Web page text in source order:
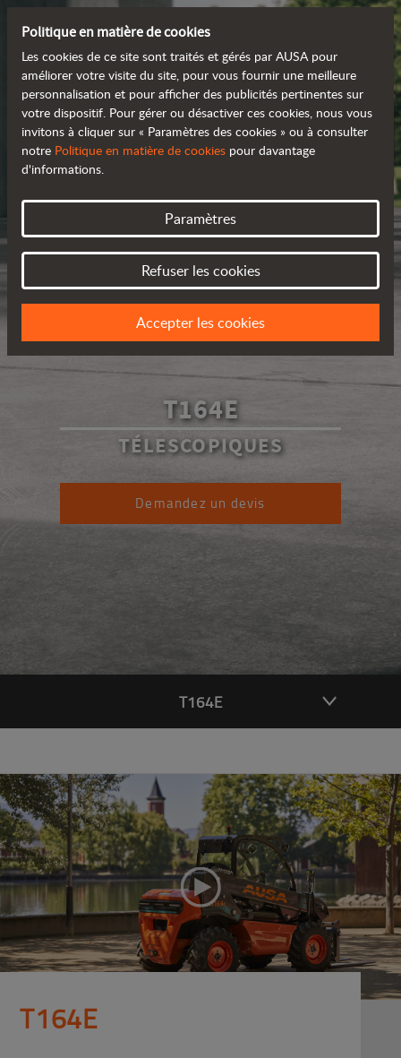
T164E
TÉLESCOPIQUES
Demandez un devis
T164E
T164E
Politique en matière de cookies
Les cookies de ce site sont traités et gérés par AUSA pour
améliorer votre visite du site, pour vous fournir une meilleure
personnalisation et pour afficher des publicités pertinentes sur
votre dispositif. Pour gérer ou désactiver ces cookies, nous vous
invitons à cliquer sur « Paramètres des cookies » ou à consulter
notre Politique en matière de cookies pour davantage
d'informations.
Paramètres
Refuser les cookies
Accepter les cookies